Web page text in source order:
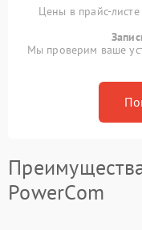
Цены в прайс-
Мы проверим ваше
PowerCom